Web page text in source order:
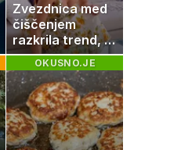
Zvezdnica med
čiščenjem
razkrila trend, ki
osvaja sodobne
domove
OKUSNO.JE